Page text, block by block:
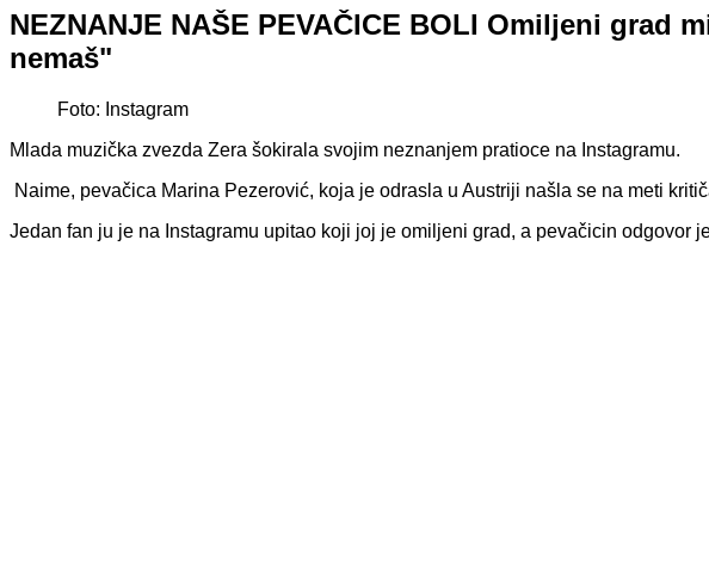
NEZNANJE NAŠE PEVAČICE BOLI Omiljeni grad
nemaš"
Foto: Instagram
Mlada muzička zvezda Zera šokirala svojim neznanjem pratioce na Instagramu.
Naime, pevačica Marina Pezerović, koja je odrasla u Austriji našla se na meti
Jedan fan ju je na Instagramu upitao koji joj je omiljeni grad, a pevačicin odgovor